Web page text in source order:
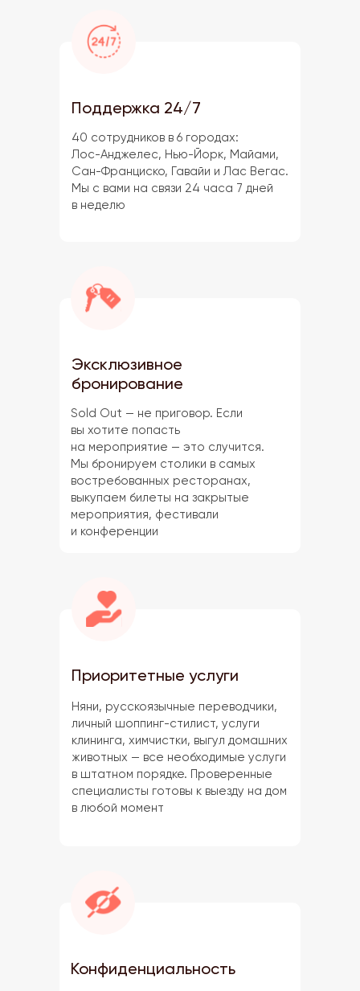
Конфиденциальность
Эксклюзивное
бронирование
Sold Out — не приговор. Если
вы хотите попасть
на мероприятие — это случится.
Мы бронируем столики в самых
востребованных ресторанах,
выкупаем билеты на закрытые
мероприятия, фестивали
и конференции
Поддержка 24/7
40 сотрудников в 6 городах:
Лос-Анджелес, Нью-Йорк, Майами,
Сан-Франциско, Гавайи и Лас Вегас.
Мы с вами на связи 24 часа 7 дней
в неделю
Приоритетные услуги
Няни, русскоязычные переводчики,
личный шоппинг-стилист, услуги
клининга, химчистки, выгул домашних
животных — все необходимые услуги
в штатном порядке. Проверенные
специалисты готовы к выезду на дом
в любой момент